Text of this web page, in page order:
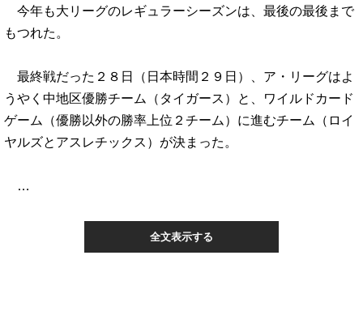
今年も大リーグのレギュラーシーズンは、最後の最後まで
もつれた。
最終戦だった２８日（日本時間２９日）、ア・リーグはよ
うやく中地区優勝チーム（タイガース）と、ワイルドカード
ゲーム（優勝以外の勝率上位２チーム）に進むチーム（ロイ
ヤルズとアスレチックス）が決まった。
…
全文表示する